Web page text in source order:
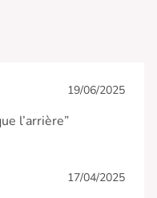
19/06/2025
l’arrière”
17/04/2025